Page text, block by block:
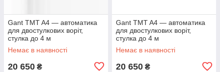
Gant TMT A4 — автоматика
для двостулкових воріт,
стулка до 4 м
Немає в наявності
20 650 ₴
Gant TMT A4 — автоматика
для двостулкових воріт,
стулка до 4 м
Немає в наявності
20 650 ₴